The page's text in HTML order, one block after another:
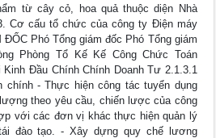
từ cây cỏ, hoa quả thuộc diện Nhà
Cơ cấu tổ chức của công ty Điện máy
ĐỐC Phó Tổng giám đốc Phó Tổng giám
Phòng Tổ Kế Kế Công Chức Toán
Kinh Đầu Chính Chính Doanh Tư 2.1.3.1
chính - Thực hiện công tác tuyển dụng
theo yêu cầu, chiến lược của công
với các đơn vị khác thực hiện quản lý
đào tạo. - Xây dựng quy chế lương